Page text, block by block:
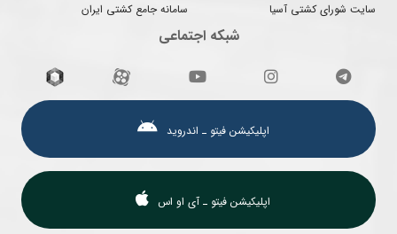
سایت شورای کشتی آسیا
سامانه جامع کشتی ایران
شبکه اجتماعی
اپلیکیشن فیتو ـ اندروید
اپلیکیشن فیتو ـ آی او اس